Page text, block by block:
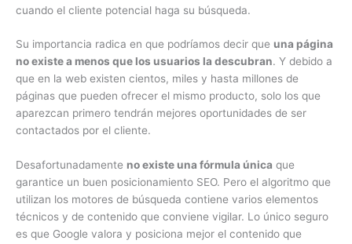
cuando el cliente potencial haga su búsqueda.
Su importancia radica en que podríamos decir que una página
no existe a menos que los usuarios la descubran. Y debido a
que en la web existen cientos, miles y hasta millones de
páginas que pueden ofrecer el mismo producto, solo los que
aparezcan primero tendrán mejores oportunidades de ser
contactados por el cliente.
Desafortunadamente no existe una fórmula única que
garantice un buen posicionamiento SEO. Pero el algoritmo que
utilizan los motores de búsqueda contiene varios elementos
técnicos y de contenido que conviene vigilar. Lo único seguro
es que Google valora y posiciona mejor el contenido que